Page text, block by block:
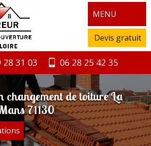
MENU
Devis gratuit
28 31 03 06 28 25 42 35
changement de toiture La
71130